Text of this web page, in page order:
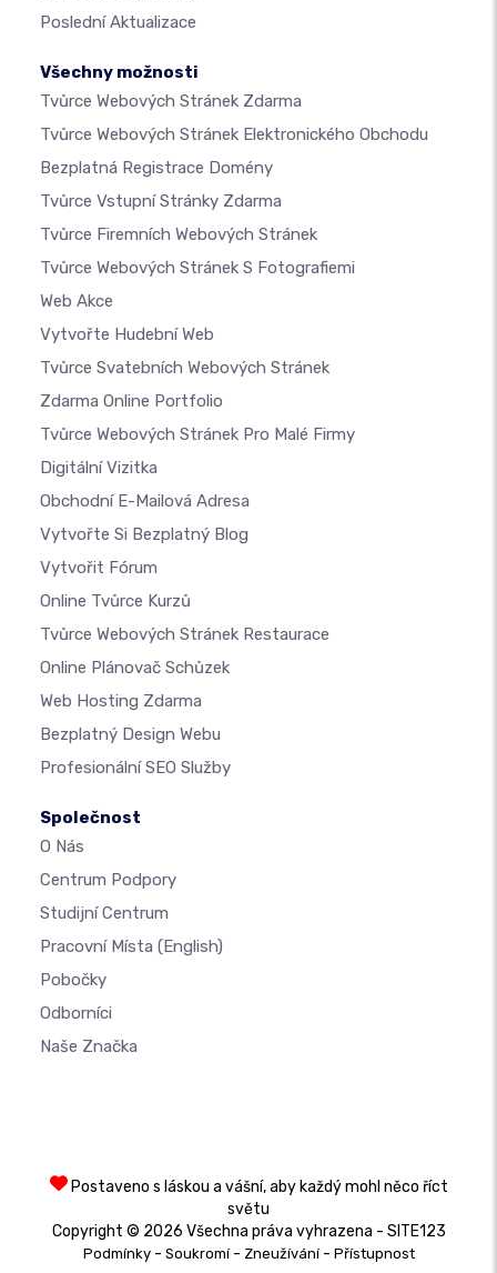
Poslední Aktualizace
Všechny možnosti
Tvůrce Webových Stránek Zdarma
Tvůrce Webových Stránek Elektronického Obchodu
Bezplatná Registrace Domény
Tvůrce Vstupní Stránky Zdarma
Tvůrce Firemních Webových Stránek
Tvůrce Webových Stránek S Fotografiemi
Web Akce
Vytvořte Hudební Web
Tvůrce Svatebních Webových Stránek
Zdarma Online Portfolio
Tvůrce Webových Stránek Pro Malé Firmy
Digitální Vizitka
Obchodní E-Mailová Adresa
Vytvořte Si Bezplatný Blog
Vytvořit Fórum
Online Tvůrce Kurzů
Tvůrce Webových Stránek Restaurace
Online Plánovač Schůzek
Web Hosting Zdarma
Bezplatný Design Webu
Profesionální SEO Služby
Společnost
O Nás
Centrum Podpory
Studijní Centrum
Pracovní Místa (English)
Pobočky
Odborníci
Naše Značka
Postaveno s láskou a vášní, aby každý mohl něco říct
světu
Copyright © 2026 Všechna práva vyhrazena - SITE123
Podmínky- Soukromí- Zneužívání- Přístupnost